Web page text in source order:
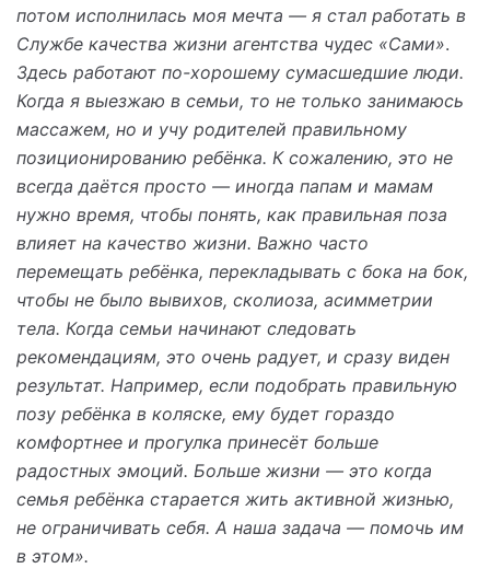
потом исполнилась моя мечта — я стал работать в
Службе качества жизни агентства чудес «Сами».
Здесь работают по-хорошему сумасшедшие люди.
Когда я выезжаю в семьи, то не только занимаюсь
массажем, но и учу родителей правильному
позиционированию ребёнка. К сожалению, это не
всегда даётся просто — иногда папам и мамам
нужно время, чтобы понять, как правильная поза
влияет на качество жизни. Важно часто
перемещать ребёнка, перекладывать с бока на бок,
чтобы не было вывихов, сколиоза, асимметрии
тела. Когда семьи начинают следовать
рекомендациям, это очень радует, и сразу виден
результат. Например, если подобрать правильную
позу ребёнка в коляске, ему будет гораздо
комфортнее и прогулка принесёт больше
радостных эмоций. Больше жизни — это когда
семья ребёнка старается жить активной жизнью,
не ограничивать себя. А наша задача — помочь им
в этом».